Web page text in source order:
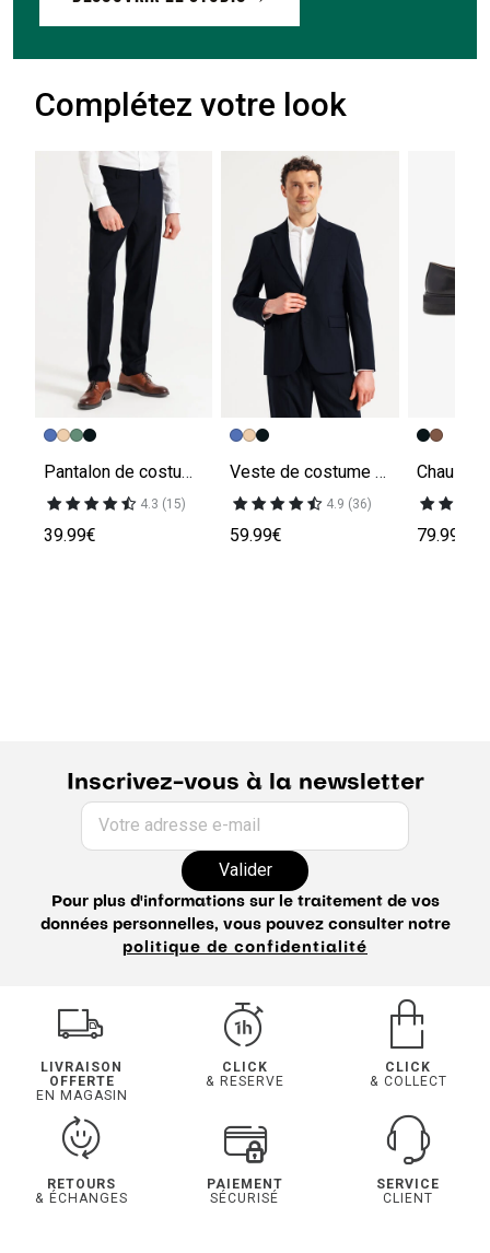
Complétez votre look
Pantalon de costume confort uni
4.3 (15)
39.99€
Veste de costume confort unie
4.9 (36)
59.99€ 79.99€
Inscrivez-vous à la newsletter
Votre adresse e-mail
Valider
Pour plus d'informations sur le traitement de vos
données personnelles, vous pouvez consulter notre
politique de confidentialité
LIVRAISON
OFFERTE
EN MAGASIN
CLICK
& RESERVE
CLICK
& COLLECT
RETOURS
& ÉCHANGES
PAIEMENT
SÉCURISÉ
SERVICE
CLIENT